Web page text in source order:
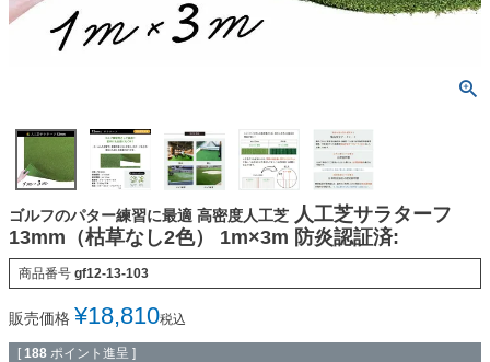
ゴルフのパター練習に最適 高密度人工芝 人工芝サラターフ
13mm（枯草なし2色） 1m×3m 防炎認証済:
商品番号 gf12-13-103
販売価格 ¥18,810税込
[ 188 ポイント進呈 ]